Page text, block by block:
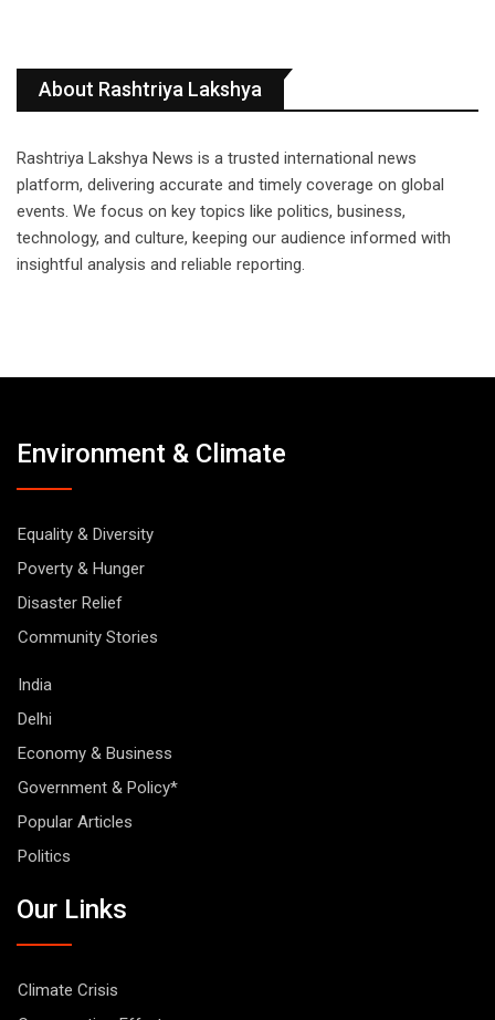
About Rashtriya Lakshya
Rashtriya Lakshya News is a trusted international news
platform, delivering accurate and timely coverage on global
events. We focus on key topics like politics, business,
technology, and culture, keeping our audience informed with
insightful analysis and reliable reporting.
Environment & Climate
Equality & Diversity
Poverty & Hunger
Disaster Relief
Community Stories
India
Delhi
Economy & Business
Government & Policy*
Popular Articles
Politics
Our Links
Climate Crisis